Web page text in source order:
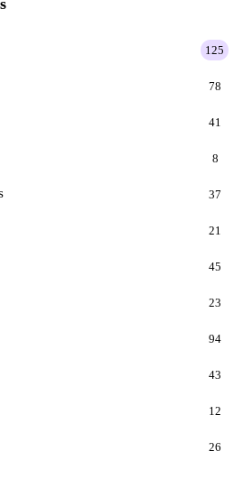
125
78
41
8
37
21
45
23
94
43
12
26